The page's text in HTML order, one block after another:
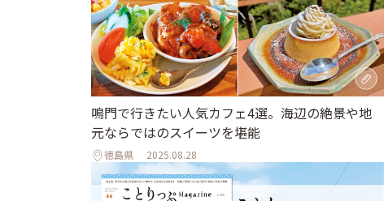
鳴門で行きたい人気カフェ4選。海辺の絶景や地
元ならではのスイーツを堪能
徳島県 2025.08.28